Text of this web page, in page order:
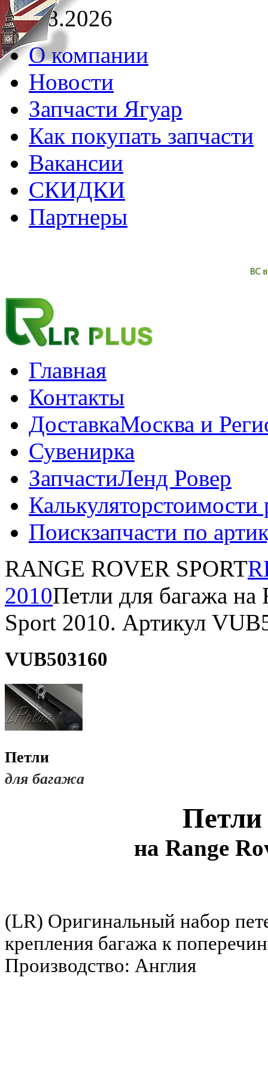
07.08.2026
О компании
Новости
Запчасти Ягуар
Как покупать запчасти
Вакансии
СКИДКИ
Партнеры
Главная
Контакты
ДоставкаМосква и
Сувенирка
ЗапчастиЛенд Ровер
Калькуляторстоимости
Поискзапчасти по
RANGE ROVER SPORT
2010Петли для багажа на
Sport 2010. Артикул
VUB503160
Петли
для багажа
Петли
на Range
(LR) Оригинальный набор
крепления багажа к
Производство: Англия